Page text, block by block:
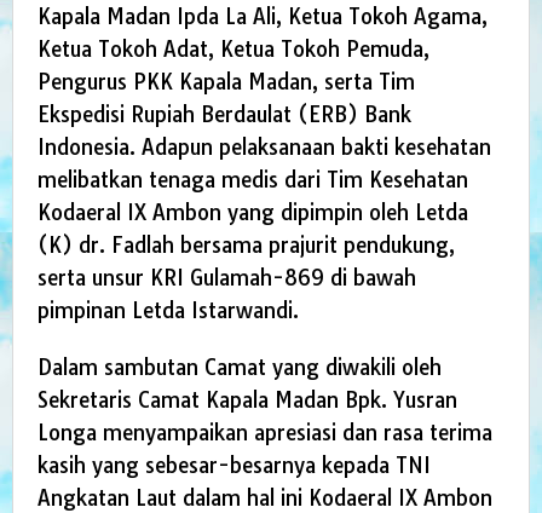
Kapala Madan Ipda La Ali, Ketua Tokoh Agama,
Ketua Tokoh Adat, Ketua Tokoh Pemuda,
Pengurus PKK Kapala Madan, serta Tim
Ekspedisi Rupiah Berdaulat (ERB) Bank
Indonesia. Adapun pelaksanaan bakti kesehatan
melibatkan tenaga medis dari Tim Kesehatan
Kodaeral IX Ambon yang dipimpin oleh Letda
(K) dr. Fadlah bersama prajurit pendukung,
serta unsur KRI Gulamah-869 di bawah
pimpinan Letda Istarwandi.
Dalam sambutan Camat yang diwakili oleh
Sekretaris Camat Kapala Madan Bpk. Yusran
Longa menyampaikan apresiasi dan rasa terima
kasih yang sebesar-besarnya kepada TNI
Angkatan Laut dalam hal ini Kodaeral IX Ambon